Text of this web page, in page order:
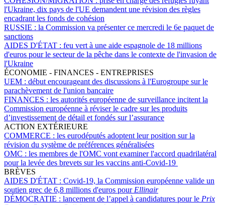
l'Ukraine, dix pays de l'UE demandent une révision des règles
encadrant les fonds de cohésion
RUSSIE : la Commission va présenter ce mercredi le 6e paquet de
sanctions
AIDES D'ÉTAT : feu vert à une aide espagnole de 18 millions
d'euros pour le secteur de la pêche dans le contexte de l'invasion de
l'Ukraine
ÉCONOMIE - FINANCES - ENTREPRISES
UEM : début encourageant des discussions à l'Eurogroupe sur le
parachèvement de l'union bancaire
FINANCES : les autorités européenne de surveillance incitent la
Commission européenne à réviser le cadre sur les produits
d’investissement de détail et fondés sur l’assurance
ACTION EXTÉRIEURE
COMMERCE : les eurodéputés adoptent leur position sur la
révision du système de préférences généralisées
OMC : les membres de l'OMC vont examiner l'accord quadrilatéral
pour la levée des brevets sur les vaccins anti-Covid-19
BRÈVES
AIDES D'ÉTAT : Covid-19, la Commission européenne valide un
soutien grec de 6,8 millions d'euros pour Ellinair
DÉMOCRATIE : lancement de l’appel à candidatures pour le Prix